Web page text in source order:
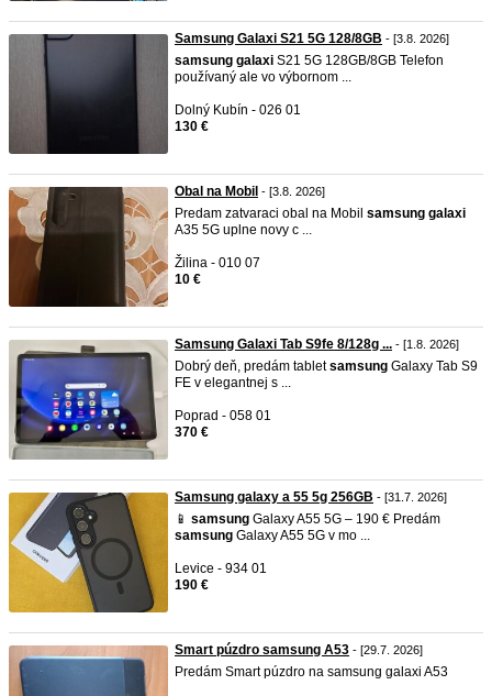
Samsung Galaxi S21 5G 128/8GB - [3.8. 2026]
samsung galaxi S21 5G 128GB/8GB Telefon
používaný ale vo výbornom ...
Dolný Kubín - 026 01
130 €
Obal na Mobil - [3.8. 2026]
Predam zatvaraci obal na Mobil samsung galaxi
A35 5G uplne novy c ...
Žilina - 010 07
10 €
Samsung Galaxi Tab S9fe 8/128g ... - [1.8. 2026]
Dobrý deň, predám tabletsamsung Galaxy Tab S9
FE v elegantnej s ...
Poprad - 058 01
370 €
Samsung galaxy a 55 5g 256GB - [31.7. 2026]
📱 samsung Galaxy A55 5G – 190 € Predám
samsung Galaxy A55 5G v mo ...
Levice - 934 01
190 €
Smart púzdro samsung A53 - [29.7. 2026]
Predám Smart púzdro na samsung galaxi A53